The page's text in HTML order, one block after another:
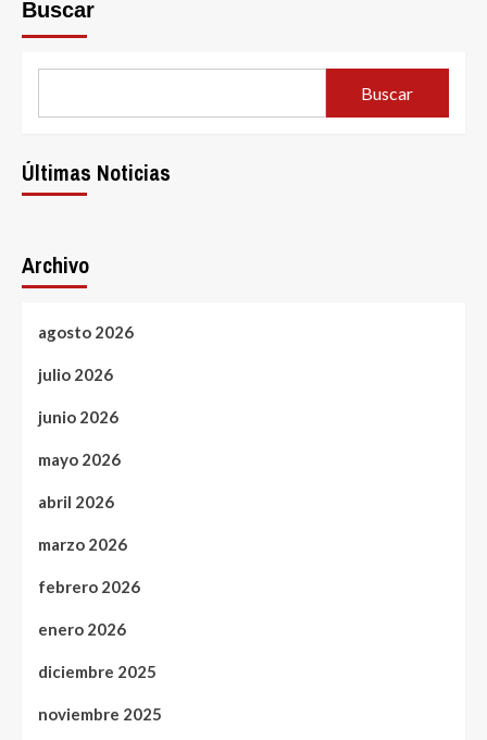
Buscar
Buscar
Últimas Noticias
Archivo
agosto 2026
julio 2026
junio 2026
mayo 2026
abril 2026
marzo 2026
febrero 2026
enero 2026
diciembre 2025
noviembre 2025